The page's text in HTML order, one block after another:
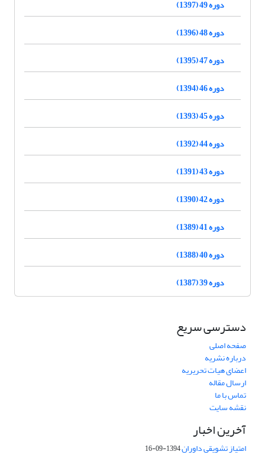
دوره 49 (1397)
دوره 48 (1396)
دوره 47 (1395)
دوره 46 (1394)
دوره 45 (1393)
دوره 44 (1392)
دوره 43 (1391)
دوره 42 (1390)
دوره 41 (1389)
دوره 40 (1388)
دوره 39 (1387)
دسترسی سریع
صفحه اصلی
درباره نشریه
اعضای هیات تحریریه
ارسال مقاله
تماس با ما
نقشه سایت
آخرین اخبار
امتیاز تشویقی داوران1394-09-16